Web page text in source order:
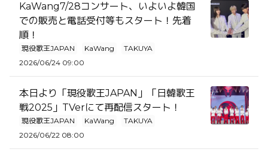
KaWang7/28コンサート、いよいよ韓国
での販売と電話受付等もスタート！先着
順！
現役歌王JAPAN KaWang
TAKUYA
2026/06/24 09:00
本日より「現役歌王JAPAN」「日韓歌王
戦2025」TVerにて再配信スタート！
現役歌王JAPAN KaWang
TAKUYA
2026/06/22 08:00